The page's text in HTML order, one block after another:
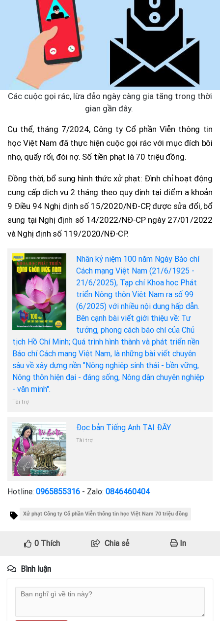
Các cuộc gọi rác, lừa đảo ngày càng gia tăng trong thời
gian gần đây.
Cụ thể, tháng 7/2024, Công ty Cổ phần Viễn thông tin
học Việt Nam đã thực hiện cuộc gọi rác với mục đích bôi
nhọ, quấy rối, đòi nợ. Số tiền phạt là 70 triệu đồng.
Đồng thời, bổ sung hình thức xử phạt: Đình chỉ hoạt động
cung cấp dịch vụ 2 tháng theo quy định tại điểm a khoản
9 Điều 94 Nghị định số 15/2020/NĐ-CP, được sửa đổi, bổ
sung tại Nghị định số 14/2022/NĐ-CP ngày 27/01/2022
và Nghị định số 119/2020/NĐ-CP.
Nhân kỷ niệm 100 năm Ngày Báo chí
Cách mạng Việt Nam (21/6/1925 -
21/6/2025), Tạp chí Khoa học Phát
triển Nông thôn Việt Nam ra số 99
(6/2025) với nhiều nội dung hấp dẫn.
Bên cạnh bài viết giới thiệu về: Tư
tưởng, phong cách báo chí của Chủ
tịch Hồ Chí Minh; Quá trình hình thành và phát triển nền
Báo chí Cách mạng Việt Nam, là những bài viết chuyên
sâu về xây dựng nền "Nông nghiệp sinh thái - bền vững,
Nông thôn hiện đại - đáng sống, Nông dân chuyên nghiệp
- văn minh".
Tài trợ
Đọc bản Tiếng Anh TẠI ĐÂY
Tài trợ
Hotline: 0965855316 - Zalo: 0846460404
Xử phạt Công ty Cổ phần Viễn thông tin học Việt Nam 70 triệu đồng
0Thích Chia sẻ In
Bình luận